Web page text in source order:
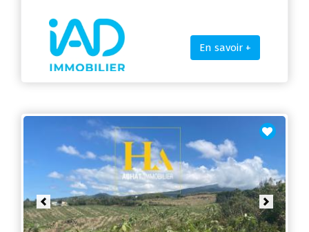
En savoir +
Previous Next